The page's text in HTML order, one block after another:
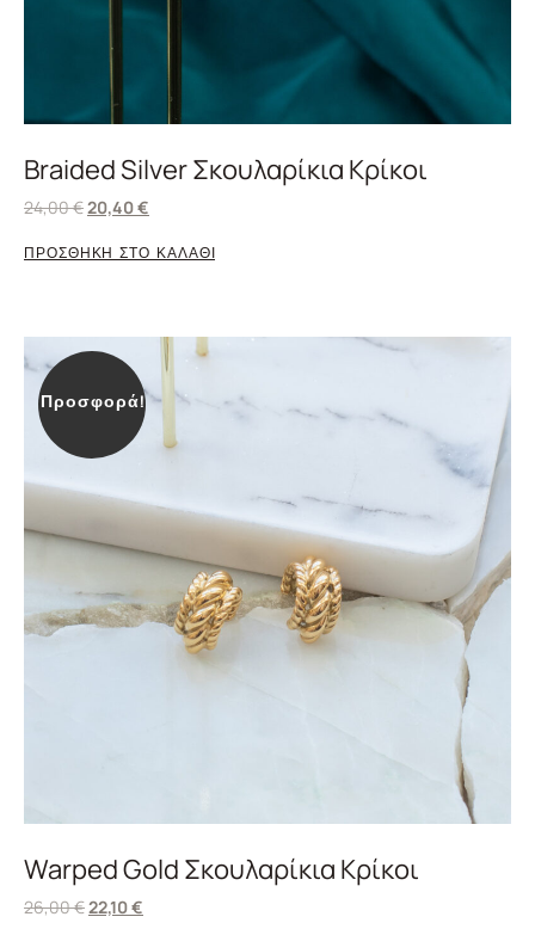
Braided Silver Σκουλαρίκια Κρίκοι
24,00€20,40€
ΠΡΟΣΘΗΚΗ ΣΤΟ ΚΑΛΑΘΙ
Προσφορά!
Warped Gold Σκουλαρίκια Κρίκοι
26,00€22,10€